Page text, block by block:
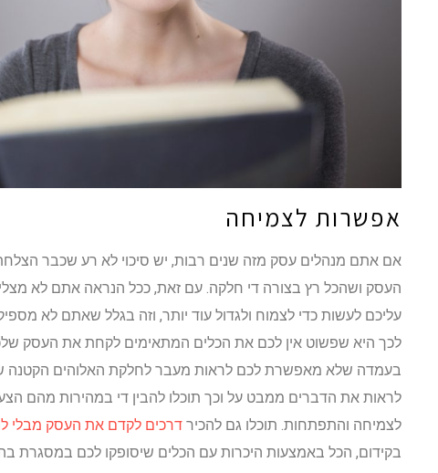
אפשרות לצמיחה
אם אתם מנהלים עסק מזה שנים רבות, יש סיכוי לא רע שכבר
העסק ושהכל רץ בצורה די חלקה. עם זאת, ככל הנראה אתם לא
עליכם לעשות כדי לצמוח ולגדול עוד יותר, וזה בגלל שאתם לא
לכך היא שפשוט אין לכם את הכלים המתאימים לקחת את העסק
בעמדה שלא מאפשרת לכם לראות מעבר לחלקת האלוהים הקטנה
לראות את הדברים ממבט על וכך תוכלו להבין די במהירות מהם
לצמיחה והתפתחות. תוכלו גם להכיר דרכים לקדם את העסק מבלי
בקידום, הכל באמצעות היכרות עם הכלים שיסופקו לכם במסגרת